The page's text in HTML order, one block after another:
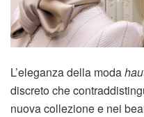
L’eleganza della moda
discreto che
nuova collezione e nei